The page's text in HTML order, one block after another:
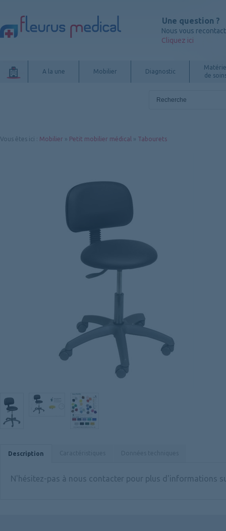
Une question ?
Nous vous
Cliquez ici
A la une Mobilier Diagnostic
de
Vous êtes ici Mobilier » Petit mobilier médical » Tabourets
Description
N'hésitez-pas à nous contacter pour plus d'informations